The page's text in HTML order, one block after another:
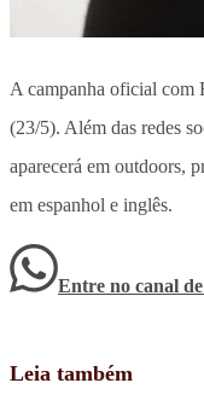
A campanha oficial com
(23/5). Além das redes
aparecerá em outdoors,
em espanhol e inglês.
Entre no canal
Leia também